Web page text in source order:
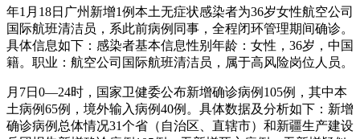
年1月18日广州新增1例本土无症状感染者为36岁女性航空公司
国际航班清洁员，系此前病例同事，全程闭环管理期间确诊。
具体信息如下：感染者基本信息性别年龄：女性，36岁，中国
籍。职业：航空公司国际航班清洁员，属于高风险岗位人员。
月7日0—24时，国家卫健委公布新增确诊病例105例，其中本
土病例65例，境外输入病例40例。具体数据及分析如下：新增
确诊病例总体情况31个省（自治区、直辖市）和新疆生产建设